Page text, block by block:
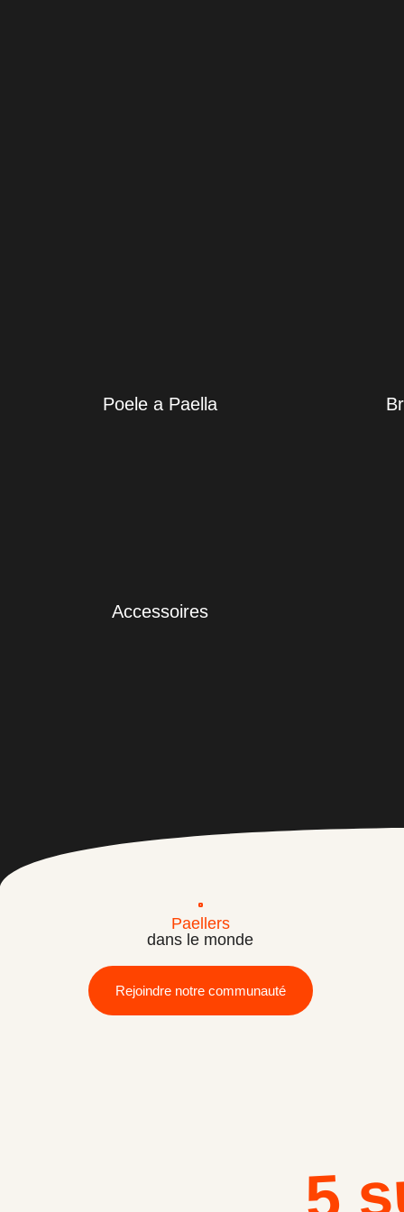
Poele a Paella
Accessoires
Paellers
dans le monde
Rejoindre notre communauté
5